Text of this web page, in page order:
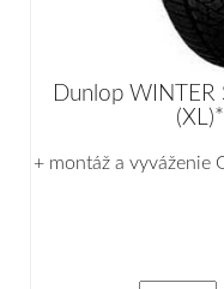
Dunlop
+ montáž a vyváženie